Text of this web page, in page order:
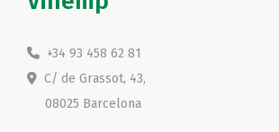
+34 93 458 62 81
C/ de Grassot, 43,
08025 Barcelona